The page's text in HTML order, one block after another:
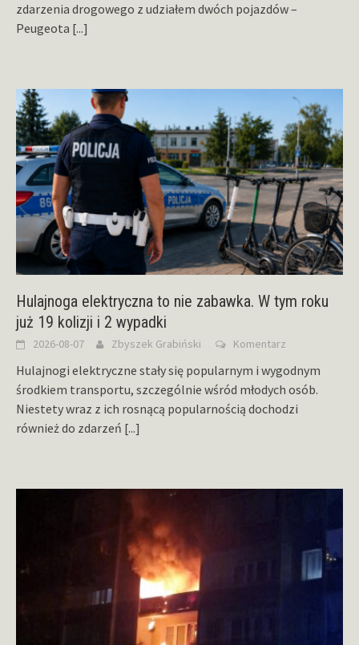
zdarzenia drogowego z udziałem dwóch pojazdów –
Peugeota [...]
Hulajnoga elektryczna to nie zabawka. W tym roku
już 19 kolizji i 2 wypadki
2026-08-07 Zbyszek Grabiński Komentarz
Hulajnogi elektryczne stały się popularnym i wygodnym
środkiem transportu, szczególnie wśród młodych osób.
Niestety wraz z ich rosnącą popularnością dochodzi
również do zdarzeń [...]